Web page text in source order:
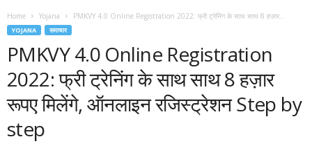
Home Yojana PMKVY 4.0 Online Registration 2022: फ्री ट्रेनिंग के साथ साथ 8 हज़ार...
YOJANA समाचार
PMKVY 4.0 Online Registration
2022: फ्री ट्रेनिंग के साथ साथ 8 हज़ार
रूपए मिलेंगे, ऑनलाइन रजिस्ट्रेशन Step by
step